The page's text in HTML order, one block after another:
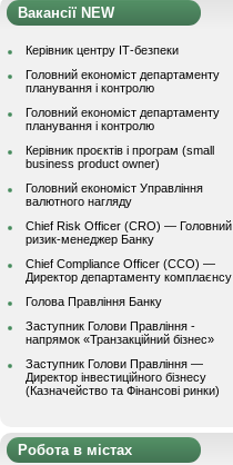
Вакансії NEW
Керівник центру ІТ-безпеки
Головний економіст департаменту
планування і контролю
Головний економіст департаменту
планування і контролю
Керівник проєктів і програм (small
business product owner)
Головний економіст Управління
валютного нагляду
Chief Risk Officer (CRO) — Головний
ризик-менеджер Банку
Chief Compliance Officer (CCO) —
Директор департаменту комплаєнсу
Голова Правління Банку
Заступник Голови Правління -
напрямок «Транзакційний бізнес»
Заступник Голови Правління —
Директор інвестиційного бізнесу
(Казначейство та Фінансові ринки)
Робота в містах